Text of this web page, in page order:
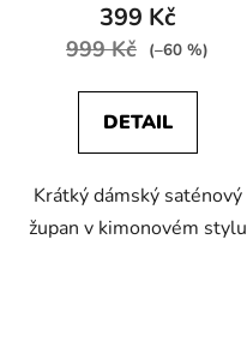
399 Kč
999 Kč (–60 %)
DETAIL
Krátký dámský saténový
župan v kimonovém stylu